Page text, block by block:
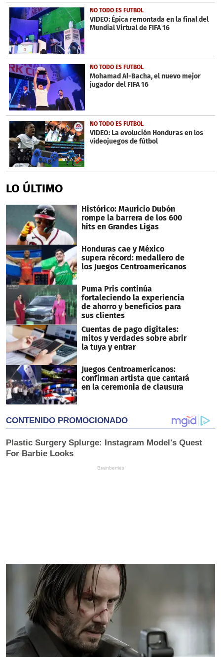
NO TODO ES FUTBOL
VIDEO: Épica remontada en la final del
Mundial Virtual de FIFA 16
NO TODO ES FUTBOL
Mohamad Al-Bacha, el nuevo mejor
jugador del FIFA 16
NO TODO ES FUTBOL
VIDEO: La evolución Honduras en los
videojuegos de fútbol
LO ÚLTIMO
Histórico: Mauricio Dubón
rompe la barrera de los 600
hits en Grandes Ligas
Honduras cae y México
supera récord: medallero de
los Juegos Centroamericanos
Puma Pris continúa
fortaleciendo la experiencia
de ahorro y beneficios para
sus clientes
Cuentas de pago digitales:
mitos y verdades sobre abrir
la tuya y entrar
Juegos Centroamericanos:
confirman artista que cantará
en la ceremonia de clausura